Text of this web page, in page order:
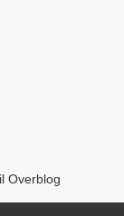
Overblog